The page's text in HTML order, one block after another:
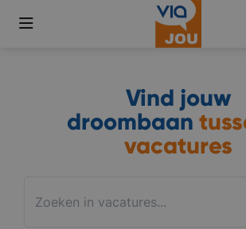
Vind jouw
droombaan
vacatures